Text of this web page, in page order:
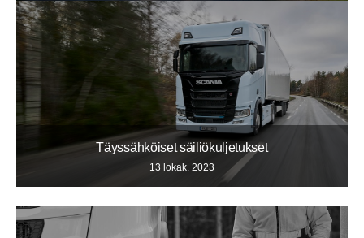
Täyssähköiset säiliökuljetukset
13 lokak. 2023